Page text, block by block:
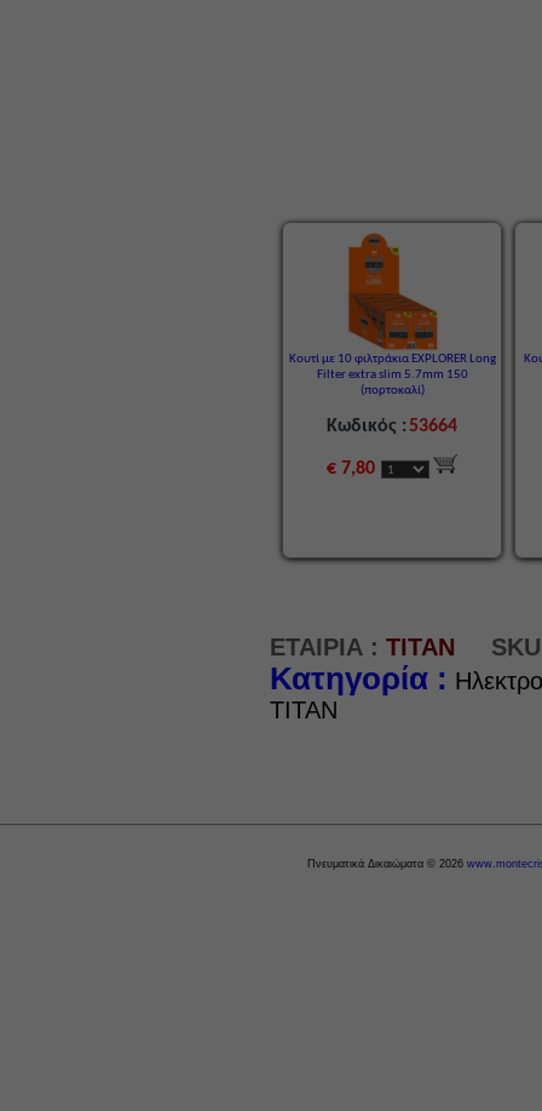
Κουτί με 10 φιλτράκια EXPLORER Long
Filter extra slim 5.7mm 150
(πορτοκαλί)
Κωδικός :53664
€ 7,80
ΕΤΑΙΡΙΑ : TITAN
Κατηγορία :
TITAN
Πνευματικά Δικαιώματα © 2026